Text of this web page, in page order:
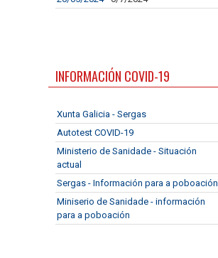
INFORMACIÓN COVID-19
Xunta Galicia - Sergas
Autotest COVID-19
Ministerio de Sanidade - Situación
actual
Sergas - Información para a poboación
Miniserio de Sanidade - información
para a poboación